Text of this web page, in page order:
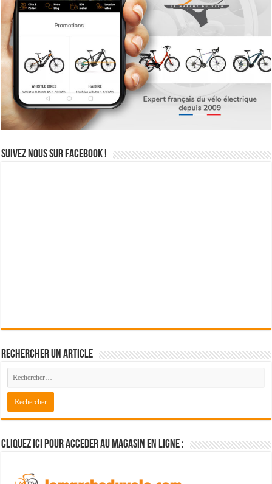
Suivez nous sur Facebook !
Rechercher un article
Cliquez ici pour acceder au magasin en ligne :